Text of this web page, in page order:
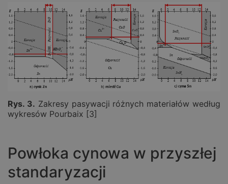
Rys. 3. Zakresy pasywacji różnych materiałów według
wykresów Pourbaix [3]
Powłoka cynowa w przyszłej
standaryzacji